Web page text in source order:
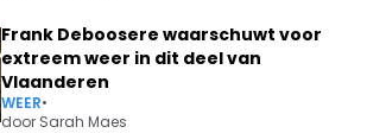
Frank Deboosere waarschuwt voor
extreem weer in dit deel van
Vlaanderen
WEER•
door Sarah Maes